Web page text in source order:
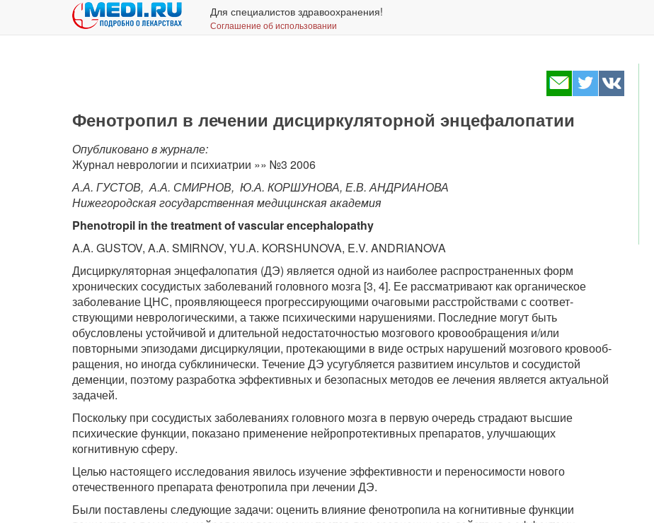
Для специалистов здравоохранения!
Соглашение об использовании
Фенотропил в лечении дисциркуляторной энцефалопатии
Опубликовано в журнале:
Журнал неврологии и психиатрии »» №3 2006
А.А. ГУСТОВ, А.А. СМИРНОВ, Ю.А. КОРШУНОВА, Е.В. АНДРИАНОВА
Нижегородская государственная медицинская академия
Phenotropil in the treatment of vascular encephalopathy
A.A. GUSTOV, A.A. SMIRNOV, YU.A. KORSHUNOVA, E.V. ANDRIANOVA
Дисциркуляторная энцефалопатия (ДЭ) является од­ной из наиболее распространенных форм
хронических со­судистых заболеваний головного мозга [3, 4]. Ее рассматри­вают как органическое
заболевание ЦНС, проявляющееся прогрессирующими очаговыми расстройствами с соответ­
ствующими неврологическими, а также психическими на­рушениями. Последние могут быть
обусловлены устойчи­вой и длительной недостаточностью мозгового кровообра­щения и/или
повторными эпизодами дисциркуляции, про­текающими в виде острых нарушений мозгового кровооб­
ращения, но иногда субклинически. Течение ДЭ усугубля­ется развитием инсультов и сосудистой
деменции, поэтому разработка эффективных и безопасных методов ее лечения является актуальной
задачей.
Поскольку при сосудистых заболеваниях головного мозга в первую очередь страдают высшие
психические функ­ции, показано применение нейропротективных препара­тов, улучшающих
когнитивную сферу.
Целью настоящего исследования явилось изучение эф­фективности и переносимости нового
отечественного пре­парата фенотропила при лечении ДЭ.
Были поставлены следующие задачи: оценить влияние фенотропила на когнитивные функции